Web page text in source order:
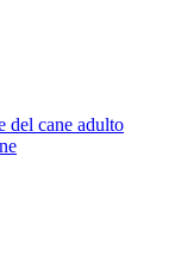
del cane adulto